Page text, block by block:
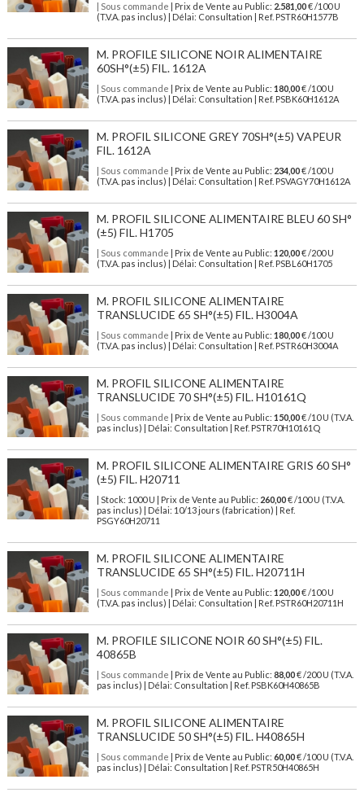
| Sous commande | Prix de Vente au Public: 2.581,00€ /100 U
(T.V.A. pas inclus) | Délai: Consultation | Ref. PSTR60H1577B
M. PROFILE SILICONE NOIR ALIMENTAIRE
60SH°(±5) FIL. 1612A
| Sous commande | Prix de Vente au Public: 180,00€ /100 U
(T.V.A. pas inclus) | Délai: Consultation | Ref. PSBK60H1612A
M. PROFIL SILICONE GREY 70SH°(±5) VAPEUR
FIL. 1612A
| Sous commande | Prix de Vente au Public: 234,00€ /100 U
(T.V.A. pas inclus) | Délai: Consultation | Ref. PSVAGY70H1612A
M. PROFIL SILICONE ALIMENTAIRE BLEU 60 SH°
(±5) FIL. H1705
| Sous commande | Prix de Vente au Public: 120,00€ /200 U
(T.V.A. pas inclus) | Délai: Consultation | Ref. PSBL60H1705
M. PROFIL SILICONE ALIMENTAIRE
TRANSLUCIDE 65 SH°(±5) FIL. H3004A
| Sous commande | Prix de Vente au Public: 180,00€ /100 U
(T.V.A. pas inclus) | Délai: Consultation | Ref. PSTR60H3004A
M. PROFIL SILICONE ALIMENTAIRE
TRANSLUCIDE 70 SH°(±5) FIL. H10161Q
| Sous commande | Prix de Vente au Public: 150,00€ /10 U (T.V.A.
pas inclus) | Délai: Consultation | Ref. PSTR70H10161Q
M. PROFIL SILICONE ALIMENTAIRE GRIS 60 SH°
(±5) FIL. H20711
| Stock: 1000 U | Prix de Vente au Public: 260,00€/100 U (T.V.A.
pas inclus)
| Délai: 10/13 jours (fabrication) | Ref.
PSGY60H20711
M. PROFIL SILICONE ALIMENTAIRE
TRANSLUCIDE 65 SH°(±5) FIL. H20711H
| Sous commande | Prix de Vente au Public: 120,00€ /100 U
(T.V.A. pas inclus) | Délai: Consultation | Ref. PSTR60H20711H
M. PROFILE SILICONE NOIR 60 SH°(±5) FIL.
40865B
| Sous commande | Prix de Vente au Public: 88,00€ /200 U (T.V.A.
pas inclus) | Délai: Consultation | Ref. PSBK60H40865B
M. PROFIL SILICONE ALIMENTAIRE
TRANSLUCIDE 50 SH°(±5) FIL. H40865H
| Sous commande | Prix de Vente au Public: 60,00€ /100 U (T.V.A.
pas inclus) | Délai: Consultation | Ref. PSTR50H40865H